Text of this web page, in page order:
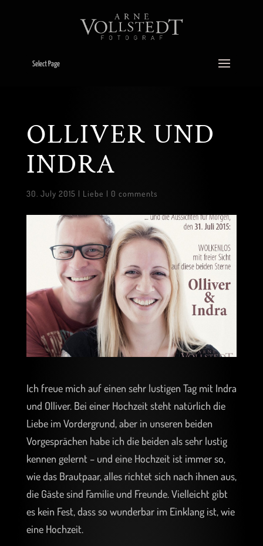
Select Page
OLLIVER UND
INDRA
30. July 2015 | Liebe | 0 comments
Ich freue mich auf einen sehr lustigen Tag mit Indra
und Olliver. Bei einer Hochzeit steht natürlich die
Liebe im Vordergrund, aber in unseren beiden
Vorgesprächen habe ich die beiden als sehr lustig
kennen gelernt – und eine Hochzeit ist immer so,
wie das Brautpaar, alles richtet sich nach ihnen aus,
die Gäste sind Familie und Freunde. Vielleicht gibt
es kein Fest, dass so wunderbar im Einklang ist, wie
eine Hochzeit.